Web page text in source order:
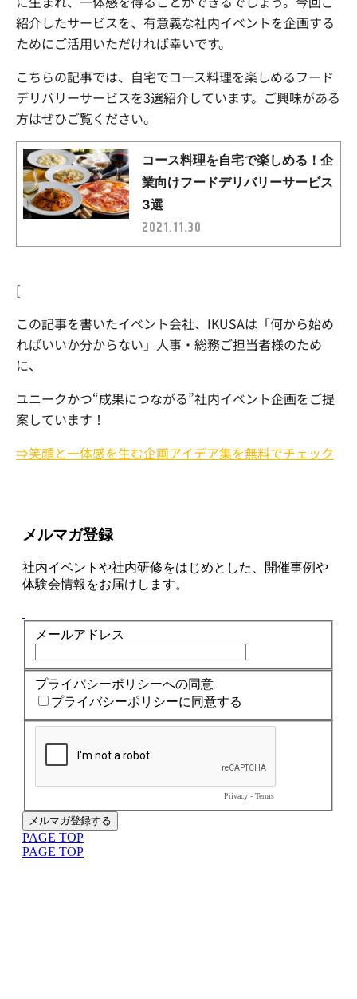
紹介したサービスを、有意義な社内イベントを企画する
ためにご活用いただければ幸いです。
こちらの記事では、自宅でコース料理を楽しめるフード
デリバリーサービスを3選紹介しています。ご興味がある
方はぜひご覧ください。
[
この記事を書いたイベント会社、IKUSAは 「何から始め
ればいいか分からない」人事・総務ご担当者様のため
に、
ユニークかつ“成果につながる”社内イベント企画をご提
案しています！
⇒笑顔と一体感を生む企画アイデア集を無料でチェック